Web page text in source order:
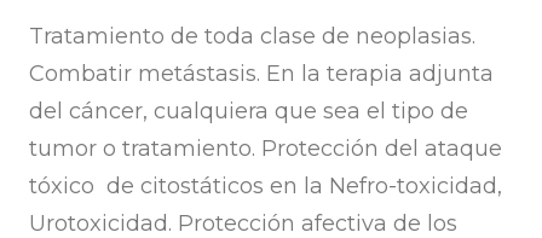
Tratamiento de toda clase de neoplasias.
Combatir metástasis. En la terapia adjunta
del cáncer, cualquiera que sea el tipo de
tumor o tratamiento. Protección del ataque
tóxico de citostáticos en la Nefro-toxicidad,
Urotoxicidad. Protección afectiva de los